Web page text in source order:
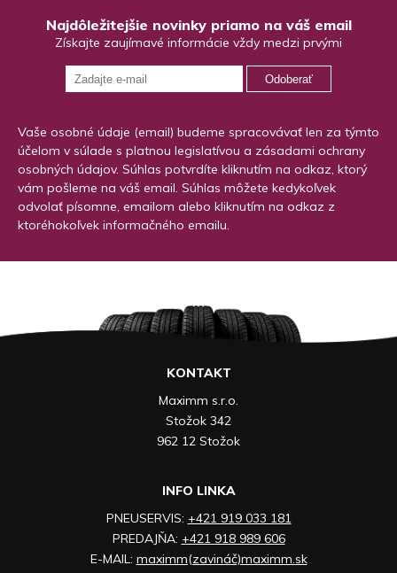
Najdôležitejšie novinky priamo na váš email
Získajte zaujímavé informácie vždy medzi prvými
Odoberať
Vaše osobné údaje (email) budeme spracovávať len za týmto
účelom v súlade s platnou legislatívou a zásadami ochrany
osobných údajov. Súhlas potvrdíte kliknutím na odkaz, ktorý
vám pošleme na váš email. Súhlas môžete kedykoľvek
odvolať písomne, emailom alebo kliknutím na odkaz z
ktoréhokoľvek informačného emailu.
KONTAKT
Maximm s.r.o.
Stožok 342
962 12 Stožok
INFO LINKA
PNEUSERVIS: +421 919 033 181
PREDAJŇA: +421 918 989 606
E-MAIL: maximm(zavináč)maximm.sk